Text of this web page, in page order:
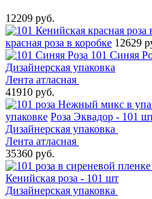
12209 руб.
красная роза в коробке 12629
101 Синяя
Дизайнерская упаковка
Лента атласная
41910 руб.
упаковке Роза Эквадор - 101
Дизайнерская упаковка
Лента атласная
35360 руб.
Кенийская роза - 101 шт
Дизайнерская упаковка